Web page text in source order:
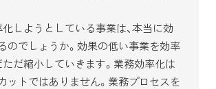
化しようとしている事業は、本当に効
のでしょうか。効果の低い事業を効率
ただ縮小していきます。業務効率化は
ットではありません。業務プロセスを